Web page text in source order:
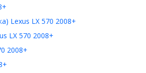
Lexus LX 570 2008+
LX 570 2008+
2008+